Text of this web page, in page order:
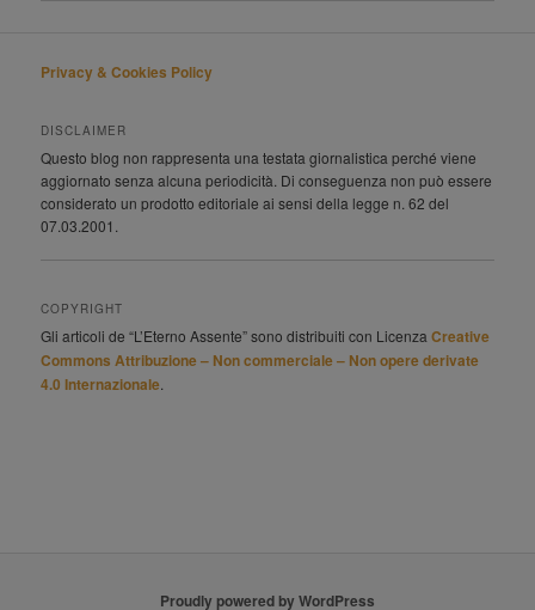
Privacy & Cookies Policy
DISCLAIMER
Questo blog non rappresenta una testata giornalistica perché viene
aggiornato senza alcuna periodicità. Di conseguenza non può essere
considerato un prodotto editoriale ai sensi della legge n. 62 del
07.03.2001.
COPYRIGHT
Gli articoli de “L’Eterno Assente” sono distribuiti con LicenzaCreative
Commons Attribuzione – Non commerciale – Non opere derivate
4.0 Internazionale
Proudly powered by WordPress